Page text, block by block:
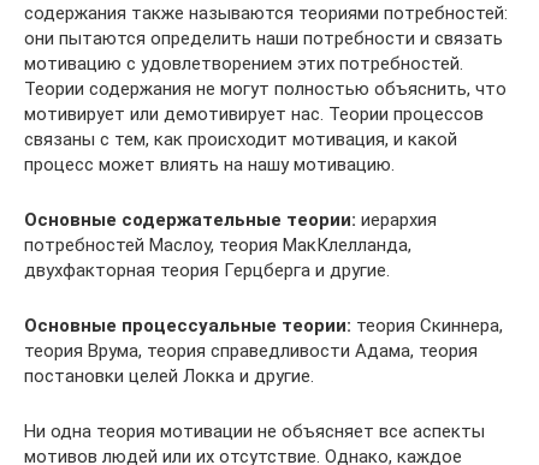
содержания также называются теориями потребностей:
они пытаются определить наши потребности и связать
мотивацию с удовлетворением этих потребностей.
Теории содержания не могут полностью объяснить, что
мотивирует или демотивирует нас. Теории процессов
связаны с тем, как происходит мотивация, и какой
процесс может влиять на нашу мотивацию.
Основные содержательные теории: иерархия
потребностей Маслоу, теория МакКлелланда,
двухфакторная теория Герцберга и другие.
Основные процессуальные теории: теория Скиннера,
теория Врума, теория справедливости Адама, теория
постановки целей Локка и другие.
Ни одна теория мотивации не объясняет все аспекты
мотивов людей или их отсутствие. Однако, каждое